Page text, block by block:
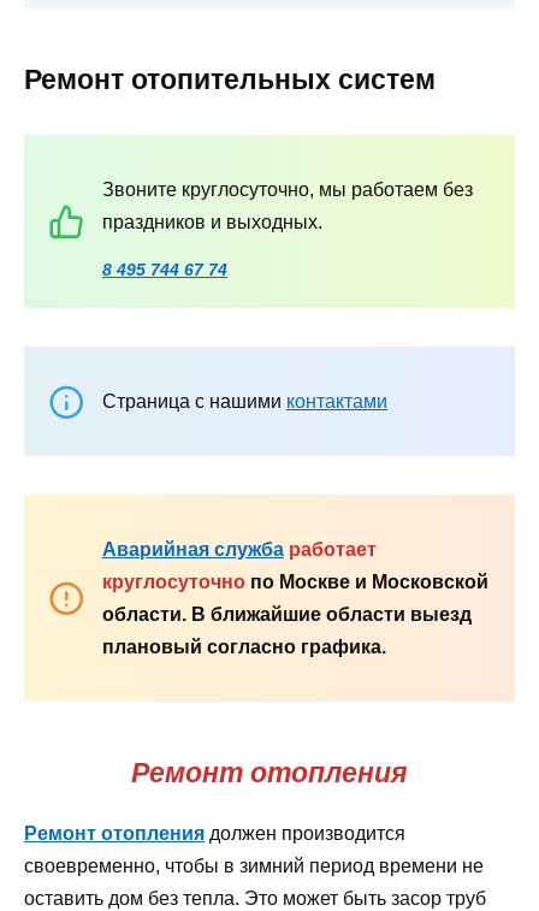
Ремонт отопительных систем
Звоните круглосуточно, мы работаем без
праздников и выходных.
8 495 744 67 74
Страница с нашими контактами
Аварийная служба работает
круглосуточно по Москве и Московской
области. В ближайшие области выезд
плановый согласно графика.
Ремонт отопления
Ремонт отопления должен производится
своевременно, чтобы в зимний период времени не
оставить дом без тепла. Это может быть засор труб